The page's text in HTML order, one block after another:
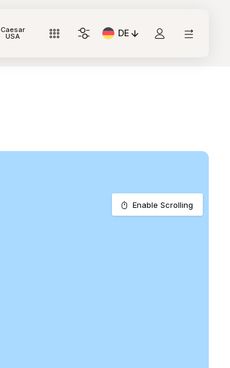
Caesar
USA DE
Aktuelle Sprache: Italiano
Enable Scrolling